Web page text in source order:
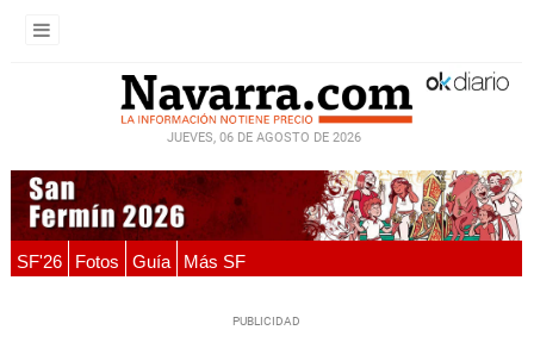
JUEVES, 06 DE AGOSTO DE 2026
SF'26 Fotos Guía Más SF